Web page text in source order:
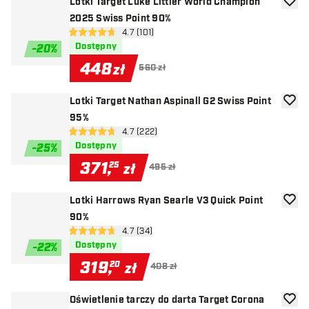
-20%
2025 Swiss Point 90%
otwórz panel recenzji
4.7 gwiazdki oceny
4.7 (101)
Dostępny
448zł 560 zł
-25%
Lotki Target Nathan Aspinall G2 Swiss Point
95%
otwórz panel recenzji
4.7 gwiazdki oceny
4.7 (222)
Dostępny
371,25 zł 495 zł
-22%
Lotki Harrows Ryan Searle V3 Quick Point
90%
otwórz panel recenzji
4.7 gwiazdki oceny
4.7 (34)
Dostępny
319,20 zł 408 zł
Oświetlenie tarczy do darta Target Corona